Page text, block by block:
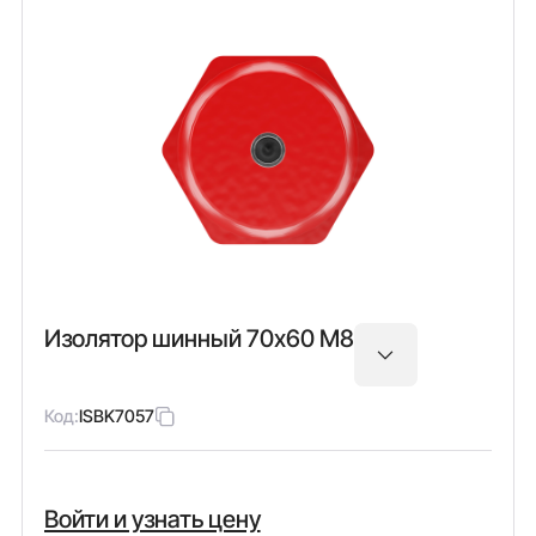
Изолятор шинный 70х60 М8
Код:ISBK7057
Войти и узнать цену